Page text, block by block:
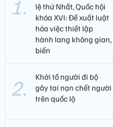
lệ thứ Nhất, Quốc hội
khóa XVI: Đề xuất luật
hóa việc thiết lập
hành lang không
biển
Khởi tố người đi bộ
gây tai nạn chết người
trên quốc lộ